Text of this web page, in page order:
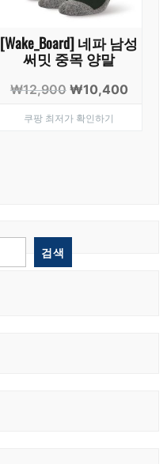
[Wake_Board] 네파 남성
써밋 중목 양말
₩12,900 원
가
₩10,400현
쿠팡 최저가 확인하기
검색